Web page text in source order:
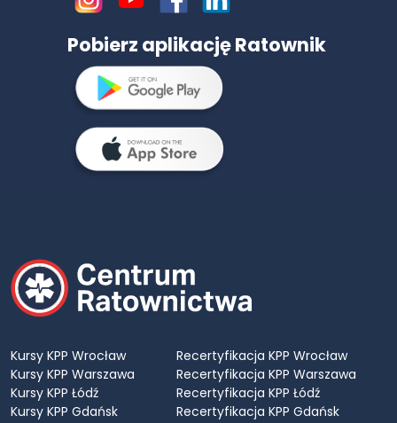
Pobierz aplikację Ratownik
Kursy KPP Wrocław
Kursy KPP Warszawa
Kursy KPP Łódź
Kursy KPP Gdańsk
Recertyfikacja KPP Wrocław
Recertyfikacja KPP Warszawa
Recertyfikacja KPP Łódź
Recertyfikacja KPP Gdańsk